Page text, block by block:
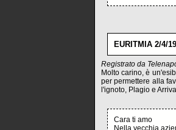
EURITMIA 2/4/
Registrato da
Molto carino, è
per permettere alla
l'ignoto, Plagio e
Cara ti amo
Nella vecchia